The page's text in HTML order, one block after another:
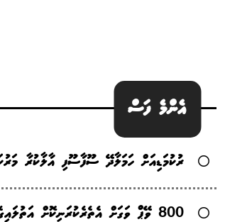
އެންމެ ފަސް
ރުކުމަޑިއަށް ހަމަލާދޭ ސޫފާސޫފި އާލާކުރާ
800 ވޭޕް ވަގަށް އެތެރެކުރަނިކޮށް އަތުލައިގެންފި